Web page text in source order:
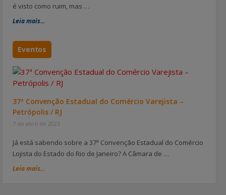
é visto como ruim, mas …
Leia mais...
Eventos
37ª Convenção Estadual do Comércio Varejista –
Petrópolis / RJ
7 de abril de 2023
Já está sabendo sobre a 37ª Convenção Estadual do Comércio
Lojista do Estado do Rio de Janeiro? A Câmara de …
Leia mais...